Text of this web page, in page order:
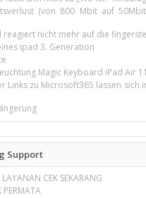
(von 800 Mbit auf
reagiert nicht mehr auf die
ipad 3. Generation
Magic Keyboard iPad Air
Links zu Microsoft365 lassen sich
Support
CEK SEKARANG